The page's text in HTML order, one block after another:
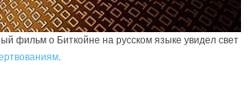
фильм о Биткойне на русском языке увидел свет
.